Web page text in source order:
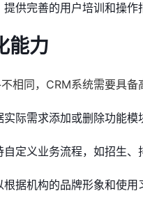
提供完善的用户培训和操作
能力
相同，CRM系统需要具备
实际需求添加或删除功能模
自定义业务流程，如招生、
根据机构的品牌形象和使用